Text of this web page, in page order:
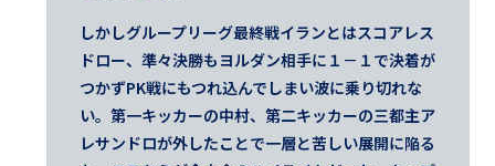
しかしグループリーグ最終戦イランとはスコアレス
ドロー、準々決勝もヨルダン相手に１－１で決着が
つかずPK戦にもつれ込んでしまい波に乗り切れな
い。第一キッカーの中村、第二キッカーの三都主ア
レサンドロが外したことで一層と苦しい展開に陥る